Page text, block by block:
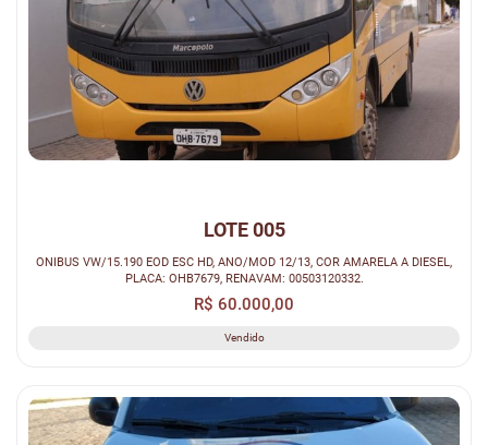
LOTE 005
ONIBUS VW/15.190 EOD ESC HD, ANO/MOD 12/13, COR AMARELA A DIESEL,
PLACA: OHB7679, RENAVAM: 00503120332.
R$ 60.000,00
Vendido